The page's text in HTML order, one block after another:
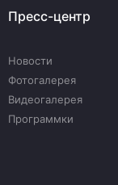
Пресс-центр
Новости
Фотогалерея
Видеогалерея
Программки